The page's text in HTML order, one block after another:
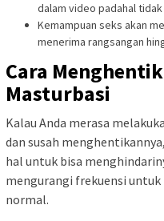
dalam video padahal
Kemampuan seks akan
menerima rangsangan
Cara
Masturbasi
Kalau Anda merasa
dan susah
hal untuk bisa
mengurangi frekuensi untuk
normal.